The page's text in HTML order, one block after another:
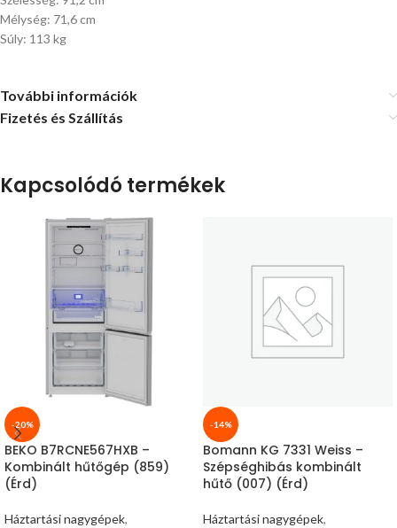
Mélység: 71,6 cm
Súly: 113 kg
További információk
Fizetés és Szállítás
Kapcsolódó termékek
-20%
BEKO B7RCNE567HXB –
Kombinált hűtőgép (859)
(Érd)
Háztartási nagygépek,
-14%
Bomann KG 7331 Weiss –
Szépséghibás kombinált
hűtő (007) (Érd)
Háztartási nagygépek,